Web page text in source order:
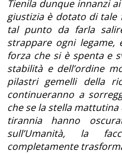
Tienila dunque innanzi
giustizia è dotato di tale
tal punto da farla
strappare ogni
forza che si è spenta e
stabilità e dell’ordine
pilastri gemelli della
continueranno a
che se la stella
tirannia hanno
sull’Umanità, la
completamente